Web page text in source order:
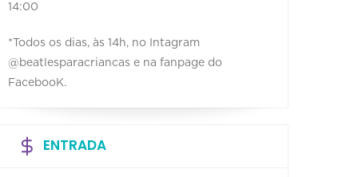
14:00
*Todos os dias, às 14h, no Intagram
@beatlesparacriancas e na fanpage do
FacebooK.
ENTRADA